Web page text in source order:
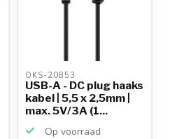
OKS-20853
USB-A - DC plug haaks
kabel | 5,5 x 2,5mm |
max. 5V/3A (1...
Op voorraad